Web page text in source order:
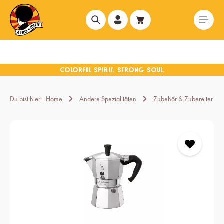
springen
Du bist hier: Home Andere Spezialitäten Zubehör & Zubereiter